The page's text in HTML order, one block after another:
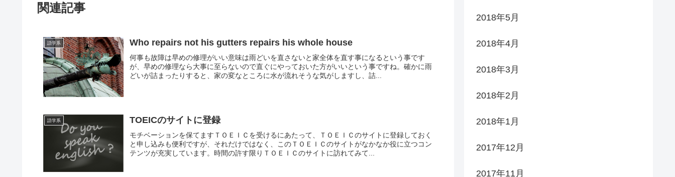
関連記事
語学系 Who repairs not his gutters repairs his whole house
何事も故障は早めの修理がいい意味は雨どいを直さないと家全体を直す事になるという事です
が、早めの修理なら大事に至らないので直ぐにやっておいた方がいいという事ですね。確かに雨
どいが詰まったりすると、家の変なところに水が流れそうな気がしますし、詰...
語学系 TOEICのサイトに登録
モチベーションを保てますＴＯＥＩＣを受けるにあたって、ＴＯＥＩＣのサイトに登録しておく
と申し込みも便利ですが、それだけではなく、このＴＯＥＩＣのサイトがなかなか役に立つコン
テンツが充実しています。時間の許す限りＴＯＥＩＣのサイトに訪れてみて...
2018年5月
2018年4月
2018年3月
2018年2月
2018年1月
2017年12月
2017年11月